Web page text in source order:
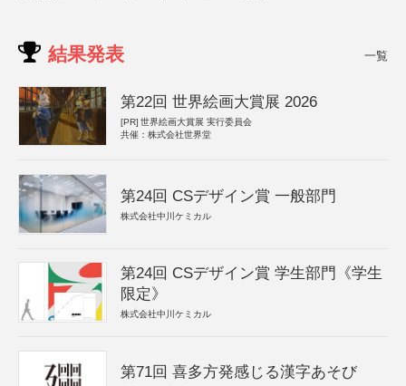
結果発表 一覧
第22回 世界絵画大賞展 2026
[PR] 世界絵画大賞展 実行委員会
共催：株式会社世界堂
第24回 CSデザイン賞 一般部門
株式会社中川ケミカル
第24回 CSデザイン賞 学生部門《学生
限定》
株式会社中川ケミカル
第71回 喜多方発感じる漢字あそび